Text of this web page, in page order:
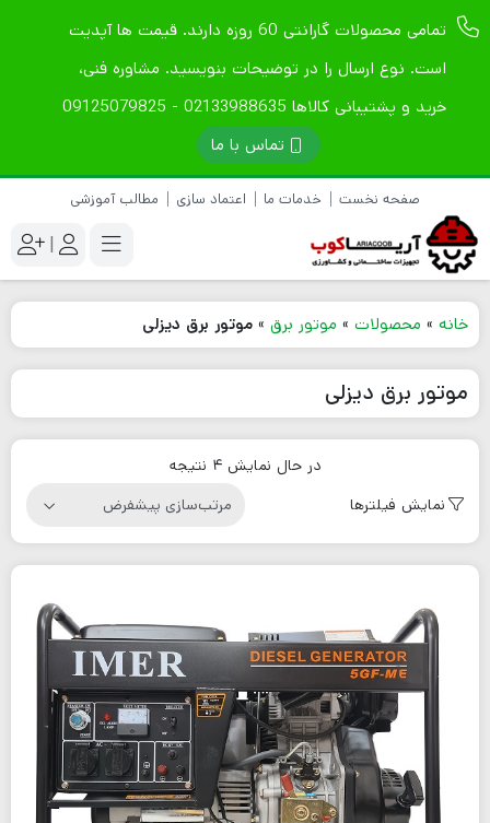
تمامی محصولات گارانتی 60 روزه دارند. قیمت ها آپدیت
است. نوع ارسال را در توضیحات بنویسید. مشاوره فنی،
خرید و پشتیبانی کالاها 02133988635 - 09125079825
تماس با ما
صفحه نخست خدمات ما اعتماد سازی مطالب آموزشی
|
خانه » محصولات » موتور برق » موتور برق دیزلی
موتور برق دیزلی
در حال نمایش 4 نتیجه
نمایش فیلترها